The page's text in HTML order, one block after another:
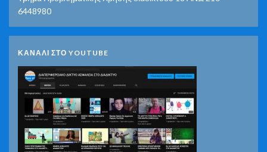
6448980
ΚΑΝΑΛΙ ΣΤΟ YOUTUBE